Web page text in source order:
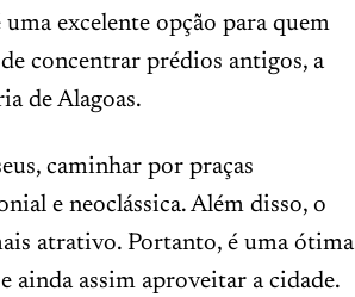
excelente opção para quem
concentrar prédios antigos, a
de Alagoas.
caminhar por praças
e neoclássica. Além disso, o
atrativo. Portanto, é uma ótima
ainda assim aproveitar a cidade.